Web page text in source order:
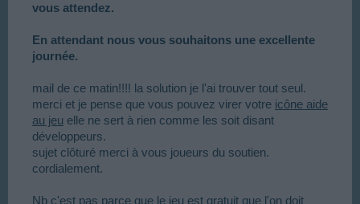
vous attendez.
En attendant nous vous souhaitons une excellente
journée.
mail de ce matin!!!! la solution je l'ai trouver tout seul.
merci et je pense que vous pouvez virer votre icône aide
au jeu elle ne sert à rien comme les soit disant
développeurs.
sujet clôturé merci à vous joueurs du soutien.
cordialement.
Nb c'est pas parce que le jeu est gratuit que l'on doit